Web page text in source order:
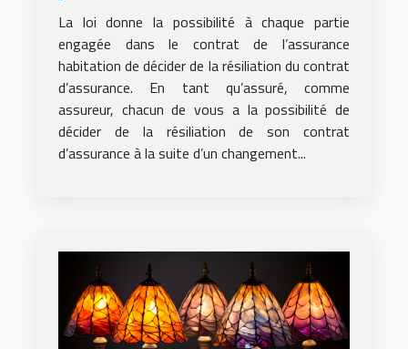
résilier ?
La loi donne la possibilité à chaque partie
engagée dans le contrat de l’assurance
habitation de décider de la résiliation du contrat
d’assurance. En tant qu’assuré, comme
assureur, chacun de vous a la possibilité de
décider de la résiliation de son contrat
d’assurance à la suite d’un changement...